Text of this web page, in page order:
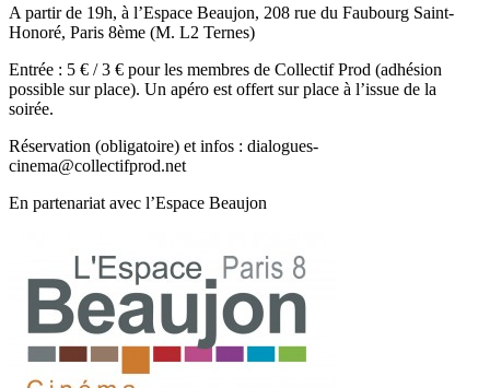
A partir de 19h, à l’Espace Beaujon, 208 rue du Faubourg Saint-
Honoré, Paris 8ème (M. L2 Ternes)
Entrée : 5 € / 3 € pour les membres de Collectif Prod (adhésion
possible sur place). Un apéro est offert sur place à l’issue de la
soirée.
Réservation (obligatoire) et infos : dialogues-
cinema@collectifprod.net
En partenariat avec l’Espace Beaujon